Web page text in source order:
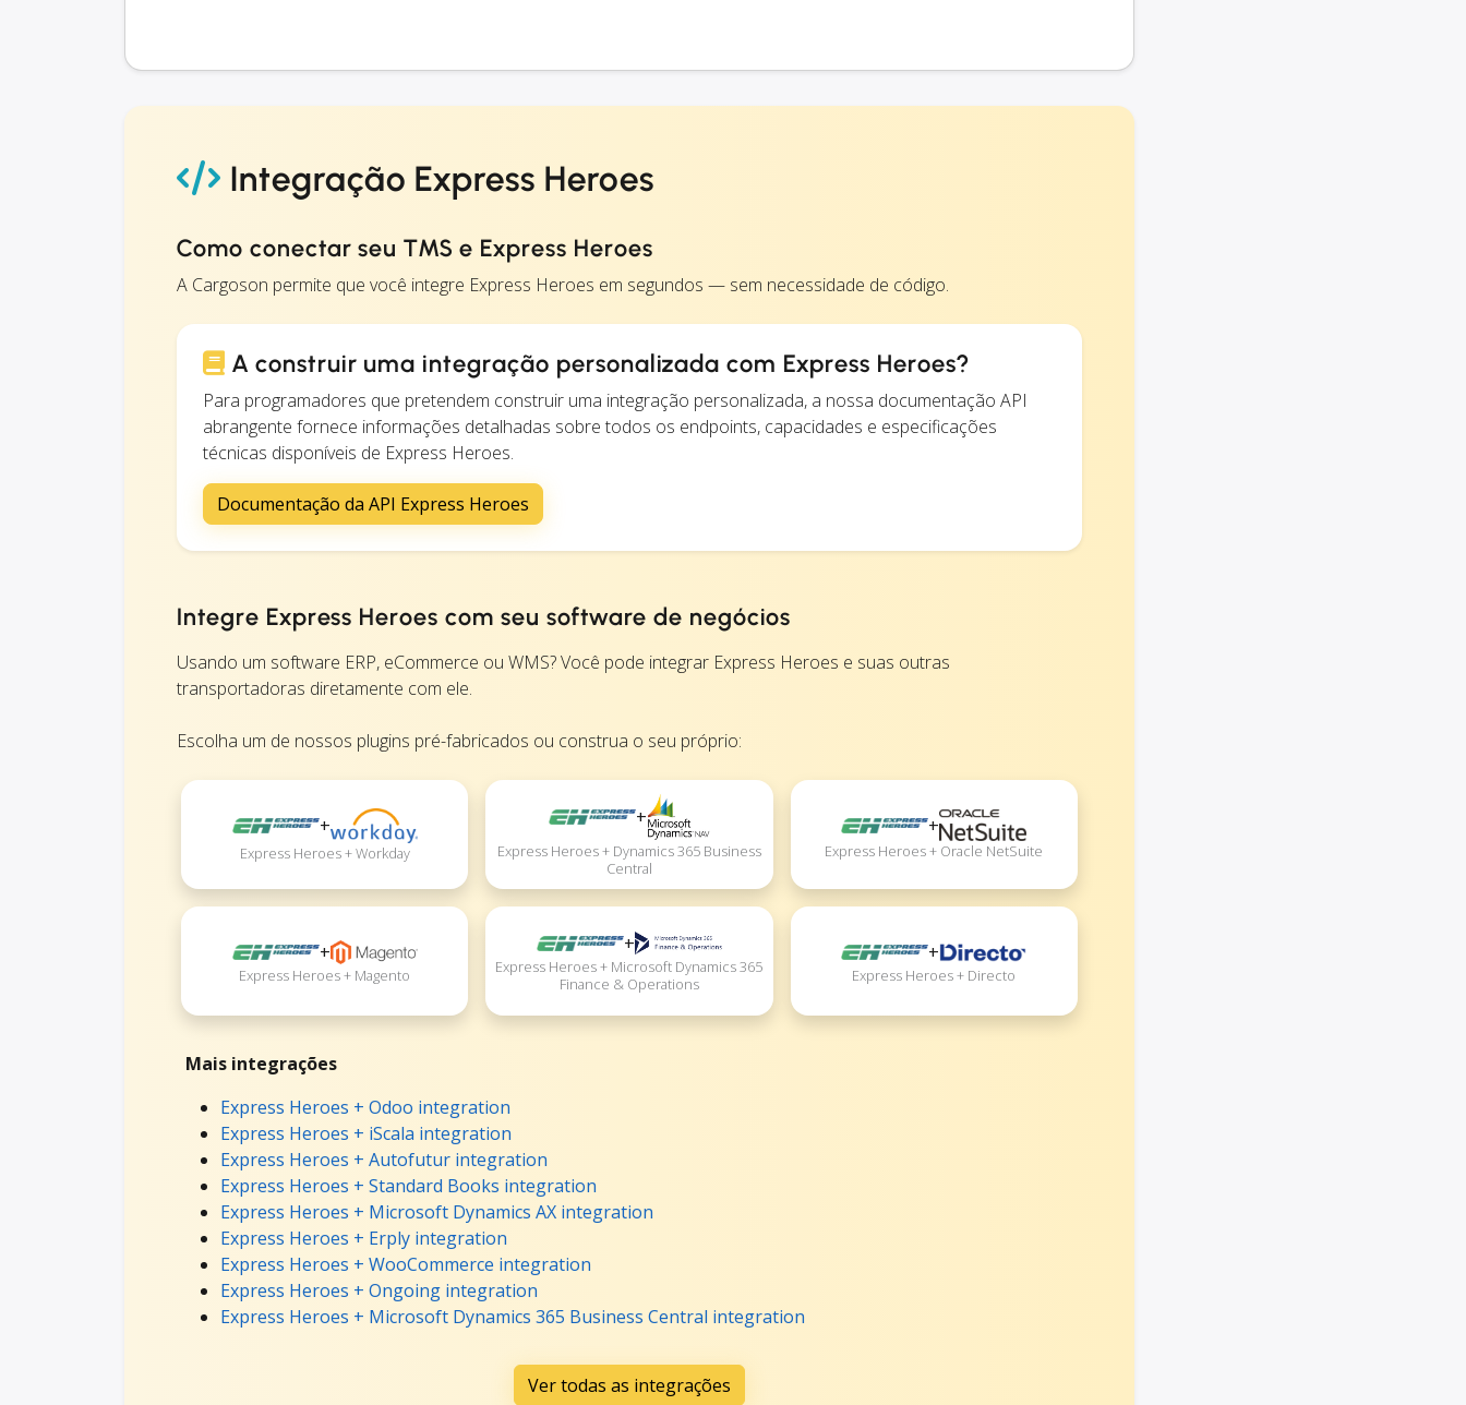
Integração Express Heroes
Como conectar seu TMS e Express Heroes
A Cargoson permite que você integre Express Heroes em segundos — sem necessidade de código.
A construir uma integração personalizada com Express Heroes?
Para programadores que pretendem construir uma integração personalizada, a nossa documentação API
abrangente fornece informações detalhadas sobre todos os endpoints, capacidades e especificações
técnicas disponíveis de Express Heroes.
Documentação da API Express Heroes
Integre Express Heroes com seu software de negócios
Usando um software ERP, eCommerce ou WMS? Você pode integrar Express Heroes e suas outras
transportadoras diretamente com ele.
Escolha um de nossos plugins pré-fabricados ou construa o seu próprio:
+
Express Heroes + Workday
+
Express Heroes + Dynamics 365 Business
Central
+
Express Heroes + Oracle NetSuite
+
Express Heroes + Magento
+
Express Heroes + Microsoft Dynamics 365
Finance & Operations
+
Express Heroes + Directo
Mais integrações
Express Heroes + Odoo integration
Express Heroes + iScala integration
Express Heroes + Autofutur integration
Express Heroes + Standard Books integration
Express Heroes + Microsoft Dynamics AX integration
Express Heroes + Erply integration
Express Heroes + WooCommerce integration
Express Heroes + Ongoing integration
Express Heroes + Microsoft Dynamics 365 Business Central integration
Ver todas as integrações